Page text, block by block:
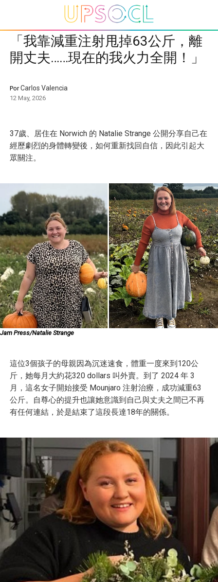
「我靠減重注射甩掉63公斤，離
開丈夫……現在的我火力全開！」
PorCarlos Valencia
12 May, 2026
37歲、居住在 Norwich 的 Natalie Strange 公開分享自己在
經歷劇烈的身體轉變後，如何重新找回自信，因此引起大
眾關注。
Jam Press/Natalie Strange
這位3個孩子的母親因為沉迷速食，體重一度來到120公
斤，她每月大約花320 dollars 叫外賣。到了 2024 年 3
月，這名女子開始接受 Mounjaro 注射治療，成功減重63
公斤。自尊心的提升也讓她意識到自己與丈夫之間已不再
有任何連結，於是結束了這段長達18年的關係。